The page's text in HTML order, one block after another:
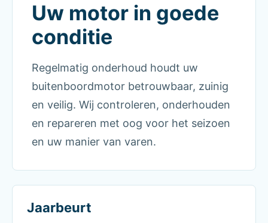
Uw motor in goede
conditie
Regelmatig onderhoud houdt uw
buitenboordmotor betrouwbaar, zuinig
en veilig. Wij controleren, onderhouden
en repareren met oog voor het seizoen
en uw manier van varen.
Jaarbeurt